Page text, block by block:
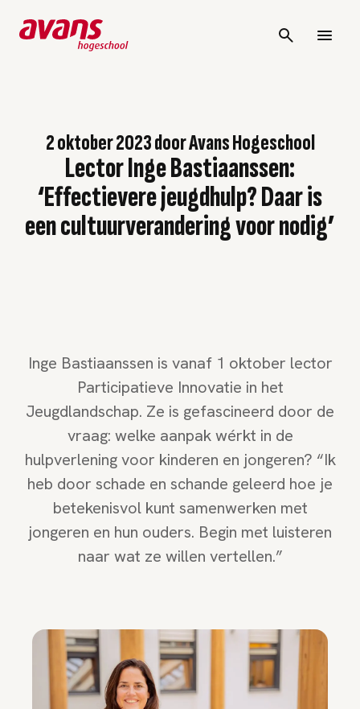
2 oktober 2023doorAvans Hogeschool
Lector Inge Bastiaanssen:
‘Effectievere jeugdhulp? Daar is
een cultuurverandering voor nodig’
Inge Bastiaanssen is vanaf 1 oktober lector
Participatieve Innovatie in het
Jeugdlandschap. Ze is gefascineerd door de
vraag: welke aanpak wérkt in de
hulpverlening voor kinderen en jongeren? “Ik
heb door schade en schande geleerd hoe je
betekenisvol kunt samenwerken met
jongeren en hun ouders. Begin met luisteren
naar wat ze willen vertellen.”